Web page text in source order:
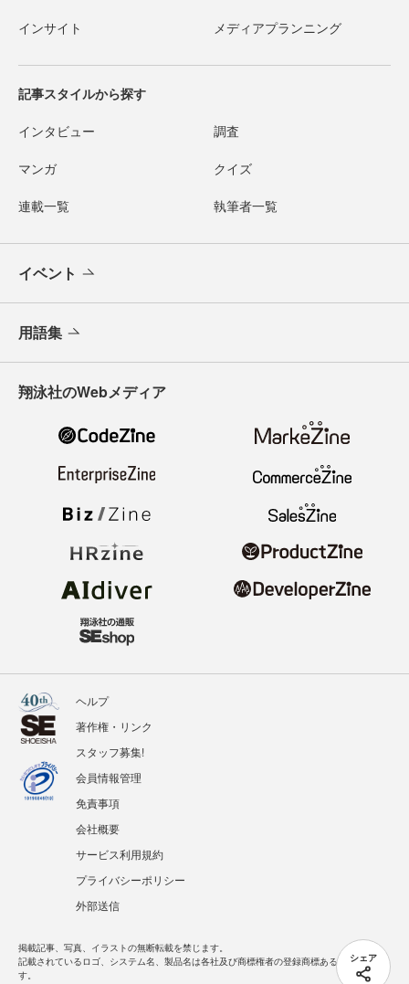
シェア
インサイト メディアプランニング
記事スタイルから探す
インタビュー 調査
マンガ クイズ
連載一覧 執筆者一覧
イベント
用語集
翔泳社のWebメディア
ヘルプ
著作権・リンク
スタッフ募集!
会員情報管理
免責事項
会社概要
サービス利用規約
プライバシーポリシー
外部送信
掲載記事、写真、イラストの無断転載を禁じます。
記載されているロゴ、システム名、製品名は各社及び商標権者の登録商標あるいは商標で
す。